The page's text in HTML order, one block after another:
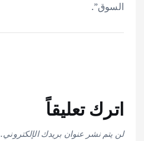
السوق”.
اترك تعليقاً
لن يتم نشر عنوان بريدك الإلكتروني.